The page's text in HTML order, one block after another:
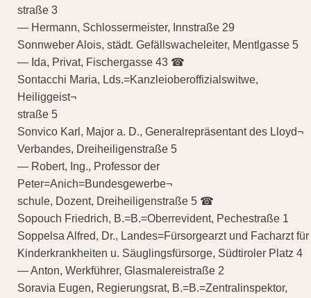
straße 3
— Hermann, Schlossermeister, Innstraße 29
Sonnweber Alois, städt. Gefällswacheleiter, Mentlgasse 5
— Ida, Privat, Fischergasse 43 ☎
Sontacchi Maria, Lds.=Kanzleioberoffizialswitwe,
Heiliggeist¬
straße 5
Sonvico Karl, Major a. D., Generalrepräsentant des Lloyd¬
Verbandes, Dreiheiligenstraße 5
— Robert, Ing., Professor der
Peter=Anich=Bundesgewerbe¬
schule, Dozent, Dreiheiligenstraße 5 ☎
Sopouch Friedrich, B.=B.=Oberrevident, Pechestraße 1
Soppelsa Alfred, Dr., Landes=Fürsorgearzt und Facharzt für
Kinderkrankheiten u. Säuglingsfürsorge, Südtiroler Platz 4
— Anton, Werkführer, Glasmalereistraße 2
Soravia Eugen, Regierungsrat, B.=B.=Zentralinspektor,